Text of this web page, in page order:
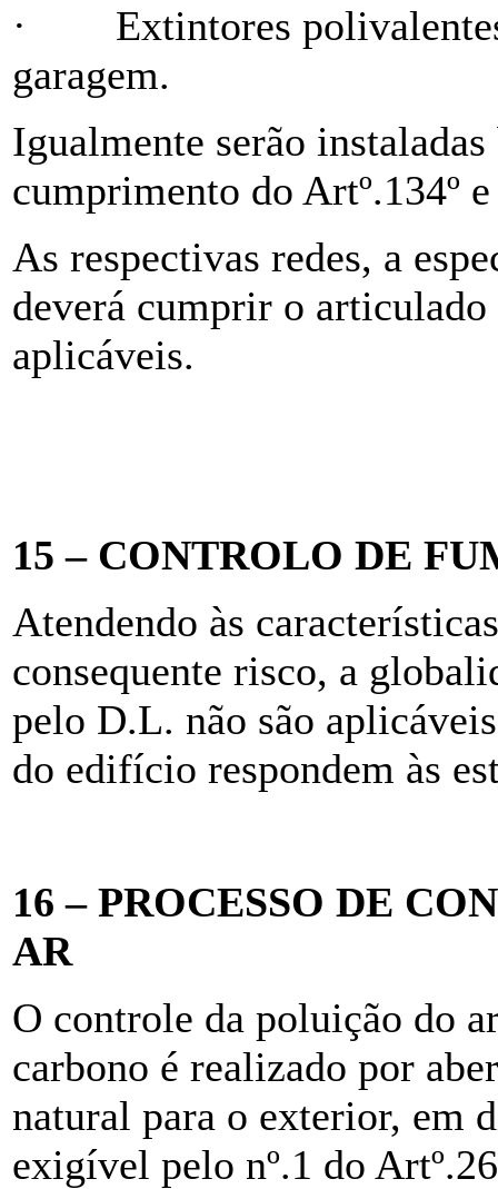
· Extintores
garagem.
Igualmente serão
cumprimento do Artº.134º e
As respectivas redes, a
deverá cumprir o articulado
aplicáveis.
15 – CONTROLO DE
Atendendo às
consequente risco, a
pelo D.L. não são
do edifício respondem às
16 – PROCESSO DE
AR
O controle da poluição do
carbono é realizado por
natural para o exterior, em
exigível pelo nº.1 do